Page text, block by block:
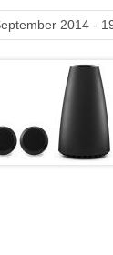
2014 -